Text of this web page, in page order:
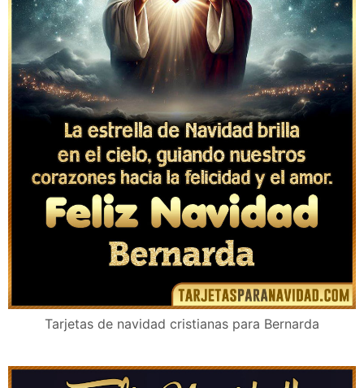
Tarjetas de navidad cristianas para Bernarda